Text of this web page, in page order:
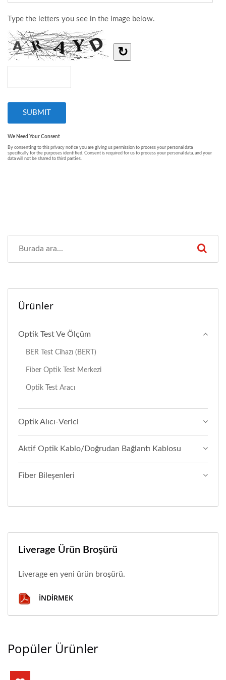
Ürünler
Optik Test Ve Ölçüm
BER Test Cihazı (BERT)
Fiber Optik Test Merkezi
Optik Test Aracı
Optik Alıcı-Verici
Aktif Optik Kablo/Doğrudan Bağlantı Kablosu
Fiber Bileşenleri
Liverage Ürün Broşürü
Liverage en yeni ürün broşürü.
İNDIRMEK
Popüler Ürünler